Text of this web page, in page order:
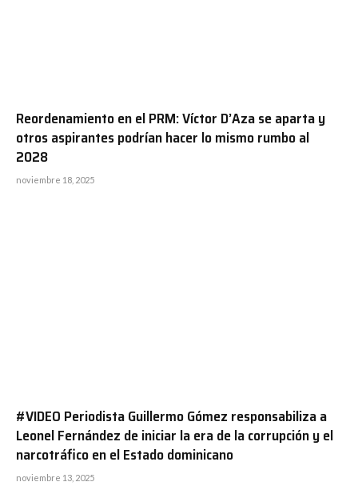
Reordenamiento en el PRM: Víctor D’Aza se aparta y
otros aspirantes podrían hacer lo mismo rumbo al
2028
noviembre 18, 2025
#VIDEO Periodista Guillermo Gómez responsabiliza a
Leonel Fernández de iniciar la era de la corrupción y el
narcotráfico en el Estado dominicano
noviembre 13, 2025